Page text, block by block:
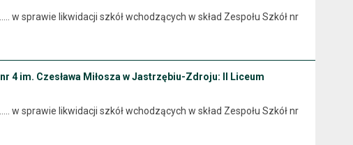
w sprawie likwidacji szkół wchodzących w skład Zespołu Szkół nr
4 im. Czesława Miłosza w Jastrzębiu-Zdroju: II Liceum
w sprawie likwidacji szkół wchodzących w skład Zespołu Szkół nr